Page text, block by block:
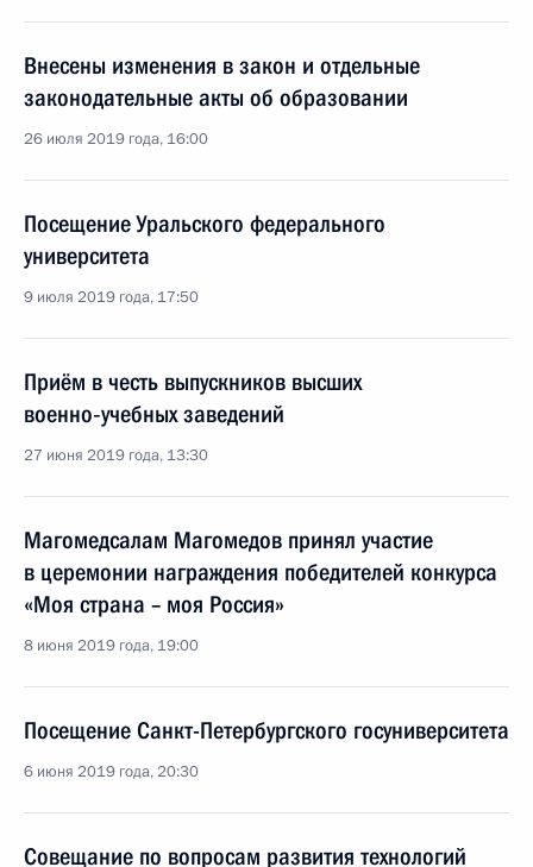
Внесены изменения в закон и отдельные
законодательные акты об образовании
26 июля 2019 года, 16:00
Посещение Уральского федерального
университета
9 июля 2019 года, 17:50
Приём в честь выпускников высших
военно‑учебных заведений
27 июня 2019 года, 13:30
Магомедсалам Магомедов принял участие
в церемонии награждения победителей конкурса
«Моя страна – моя Россия»
8 июня 2019 года, 19:00
Посещение Санкт-Петербургского госуниверситета
6 июня 2019 года, 20:30
Совещание по вопросам развития технологий